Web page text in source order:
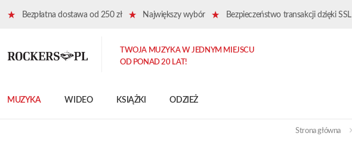
Bezpłatna dostawa od 250 zł Największy wybór Bezpieczeństwo transakcji dzięki SSL
MUZYKA WIDEO KSIĄŻKI ODZIEŻ
TWOJA MUZYKA W JEDNYM MIEJSCU
OD PONAD 20 LAT!
Strona główna